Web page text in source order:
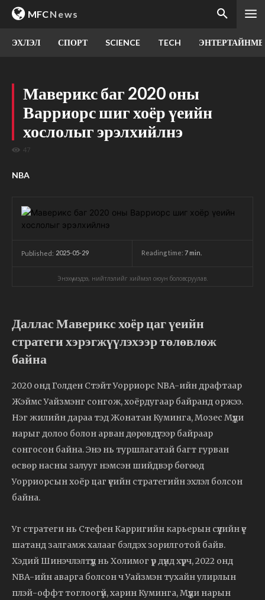
MFCNews
ЭХЛЭЛ СПОРТ SCIENCE TECH
Маверикс баг 2020 оны
Варриорс шиг хоёр үеийн
хослолыг эрэлхийлнэ
47
NBA
Published: 2025-05-29 Reading time: 7 min.
Энэхүү мэдээ, нийтлэлийг хиймэл оюун боловсруулав.
Даллас Маверикс хоёр цаг үеийн
стратеги хэрэгжүүлэхээр төлөвлөж
байна
2020 онд Голден Стэйт Уорриорс NBA-ийн драфтаар
Жэймс Уайзмэнг сонгож, хоёрдугаар байранд оржээ.
Нэг жилийн дараа тэд Жонатан Куминга, Мозес Мүүди
нарыг долоо болон арван дөрөвдүгээр байраар
сонгосон байна. Энэ нь туршлагатай багт гурван
өсвөр насны залууг нэмсэн шийдвэр бөгөөд
Уорриорсын хоёр цаг үеийн стратегийн эхлэл болсон
байна.
Уг стратеги нь Стефен Карригийн карьерын сүүлийн үе
шатанд залгамж халааг бэлдэх зорилготой байв.
Хэдий Шинэчлэлтүүд нь Холимог үр дүнд хүрч, 2022 онд
NBA-ийн аварга болсон ч Уайзмэн тухайн улирлын
плэй-оффт тоглоогүй, харин Куминга, Мүүди нарын